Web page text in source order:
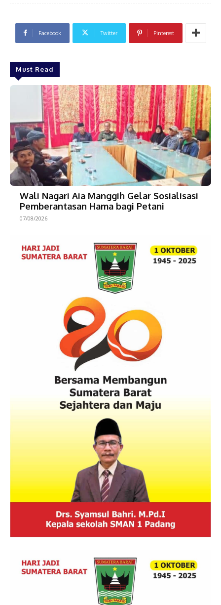
Facebook Twitter Pinterest
Must Read
Wali Nagari Aia Manggih Gelar Sosialisasi
Pemberantasan Hama bagi Petani
07/08/2026